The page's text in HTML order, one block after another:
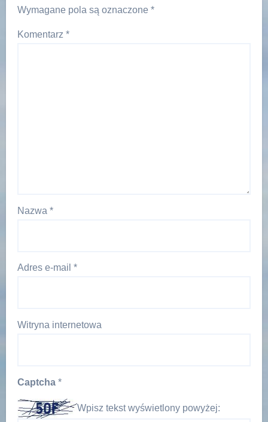
Wymagane pola są oznaczone *
Komentarz *
Nazwa *
Adres e-mail *
Witryna internetowa
Captcha *
Wpisz tekst wyświetlony powyżej: